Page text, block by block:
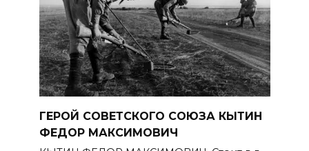
ГЕРОЙ СОВЕТСКОГО СОЮЗА КЫТИН
ФЕДОР МАКСИМОВИЧ